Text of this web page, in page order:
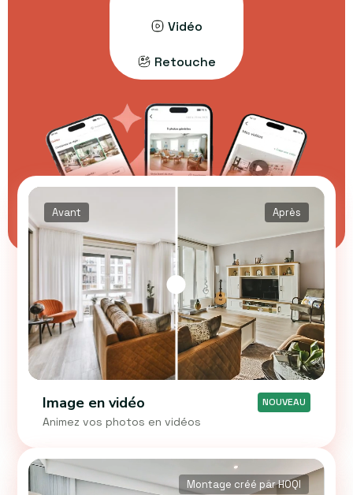
Vidéo
Retouche
Avant Après
Image en vidéo NOUVEAU
Animez vos photos en vidéos
Montage créé par HOQI